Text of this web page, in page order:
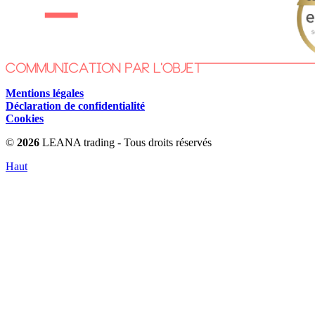
Mentions légales
Déclaration de confidentialité
Cookies
© 2026 LEANA trading - Tous droits réservés
Haut